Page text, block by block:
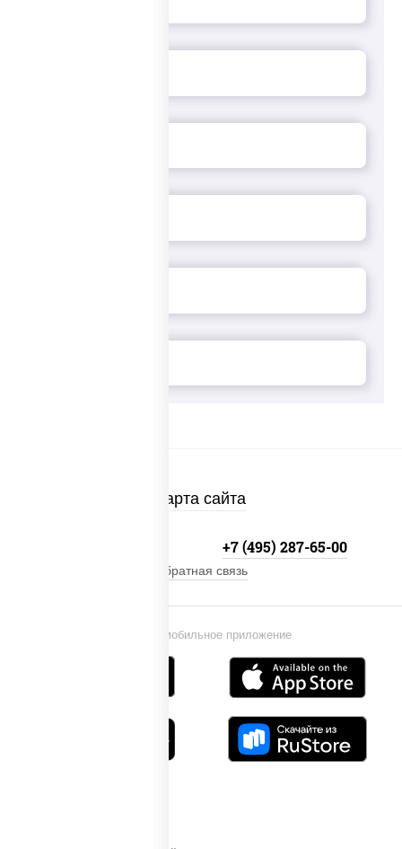
Карта сайта
Установи мобильное приложение
+7 (495) 287-65-00
Обратная связь